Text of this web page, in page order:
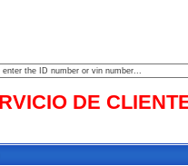
DE